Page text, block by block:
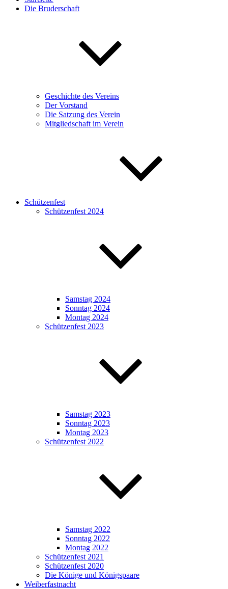
Die Bruderschaft
Geschichte des Vereins
Der Vorstand
Die Satzung des Verein
Mitgliedschaft im Verein
Schützenfest
Schützenfest 2024
Samstag 2024
Sonntag 2024
Montag 2024
Schützenfest 2023
Samstag 2023
Sonntag 2023
Montag 2023
Schützenfest 2022
Samstag 2022
Sonntag 2022
Montag 2022
Schützenfest 2021
Schützenfest 2020
Die Könige und Königspaare
Weiberfastnacht